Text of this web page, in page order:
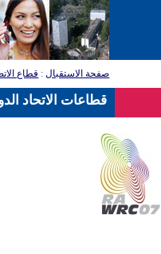
صفحة الاستقبال: قطاع
قطاعات الاتحاد